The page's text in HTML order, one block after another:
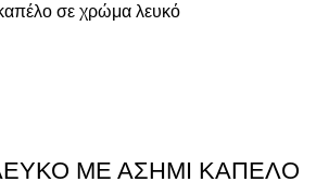
σε χρώμα λευκό
ΜΕ ΑΣΗΜΙ ΚΑΠΕΛΟ